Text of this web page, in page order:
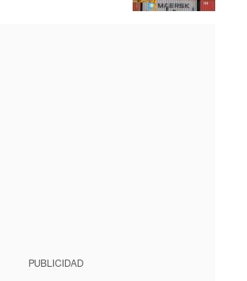
PUBLICIDAD